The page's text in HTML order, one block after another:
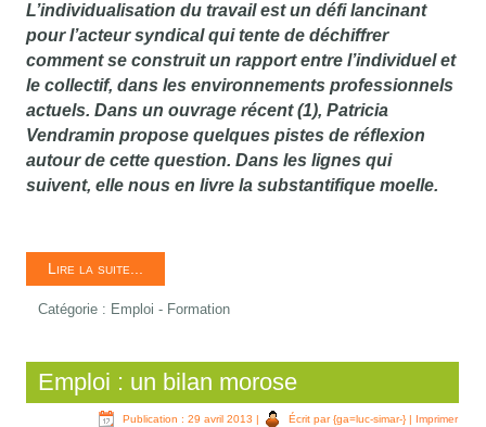
L’individualisation du travail est un défi lancinant
pour l’acteur syndical qui tente de déchiffrer
comment se construit un rapport entre l’individuel et
le collectif, dans les environnements professionnels
actuels. Dans un ouvrage récent (1), Patricia
Vendramin propose quelques pistes de réflexion
autour de cette question. Dans les lignes qui
suivent, elle nous en livre la substantifique moelle.
Lire la suite...
Catégorie : Emploi - Formation
Emploi : un bilan morose
Publication : 29 avril 2013 | Écrit par {ga=luc-simar-} | Imprimer